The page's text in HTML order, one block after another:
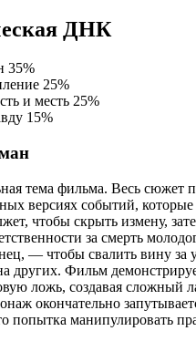
ДНК
35%
25%
и месть 25%
15%
тема фильма. Весь сюжет
версиях событий, которые
чтобы скрыть измену,
за смерть
— чтобы свалить вину за
других. Фильм
ложь, создавая сложный
окончательно
попытка манипулировать